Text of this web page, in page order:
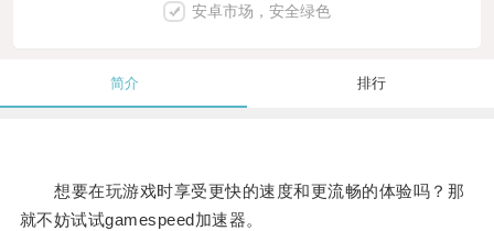
安卓市场，安全绿色
简介 排行
想要在玩游戏时享受更快的速度和更流畅的体验吗？那
就不妨试试gamespeed加速器。